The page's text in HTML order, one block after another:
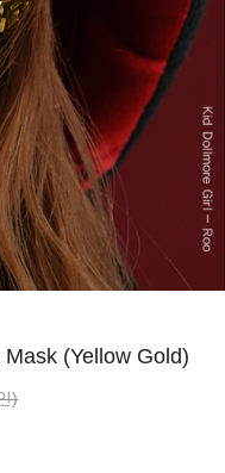
(Yellow Gold)
)